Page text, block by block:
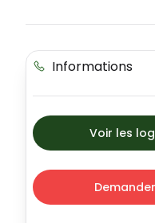
pourront
(PTZ), idéal pour
immobilière. Avec
contemporaine,
propose un
luxueux à ses futurs
Profitez d'un
Cadre de Vie Riche
Le programme
Informations
Voir les